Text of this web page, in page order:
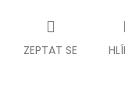
ZEPTAT SE